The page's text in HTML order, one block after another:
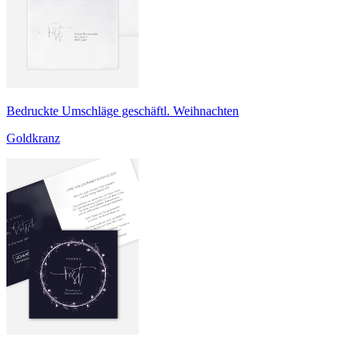
Bedruckte Umschläge geschäftl. Weihnachten
Goldkranz